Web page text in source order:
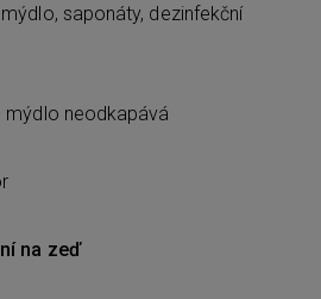
saponáty, dezinfekční
mýdlo neodkapává
na zeď